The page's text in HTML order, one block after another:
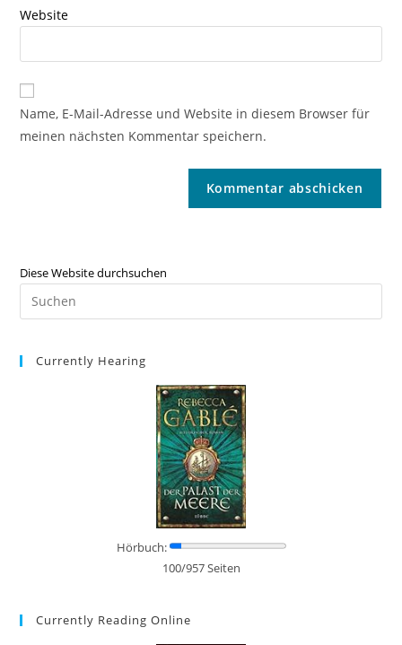
Website
Name, E-Mail-Adresse und Website in diesem Browser für
meinen nächsten Kommentar speichern.
Diese Website durchsuchen
Currently Hearing
Hörbuch:
100/957 Seiten
Currently Reading Online